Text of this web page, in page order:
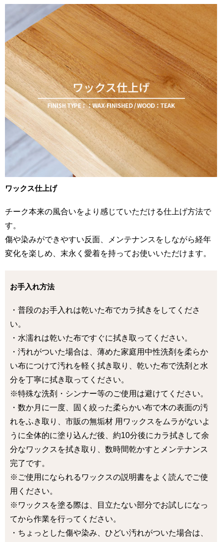
ワックス仕上げ
チーク本来の風合いをより感じていただける仕上げ方法で
す。
傷や染みができやすい反面、メンテナンスをしながら経年
変化を楽しめ、末永く愛着を持ってお使いいただけます。
お手入れ方法
・普段のお手入れは乾いた布でカラ拭きをしてくださ
い。
・水濡れは乾いた布ですぐに拭き取ってください。
・汚れがついた場合は、薄めた家庭用中性洗剤を柔らか
い布につけて汚れを軽く拭き取り、乾いた布で洗剤と水
分を丁寧に拭き取ってください。
※特殊な洗剤・シンナー等のご使用は避けてください。
・数か月に一度、固く絞った柔らかい布で木の表面の汚
れをふき取り、市販の無垢材 用ワックスをムラがないよ
うに全体的に塗り込んだ後、約10分後にカラ拭きして余
分なワックスを拭き取り、数時間乾かすとメンテナンス
完了です。
※ご使用になられるワックスの説明書をよく読んでご使
用ください。
※ワックスを塗る際は、目立たない部分でお試しになっ
てから作業を行ってください。
・ちょっとした傷や染み、ひどい汚れがついた場合は、